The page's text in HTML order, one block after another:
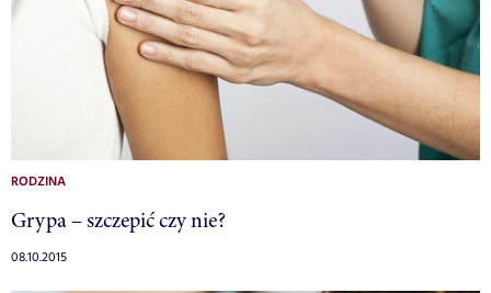
RODZINA
Grypa – szczepić czy nie?
08.10.2015